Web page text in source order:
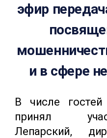
эфир
и в сфере
В числе
принял
Лепарский,